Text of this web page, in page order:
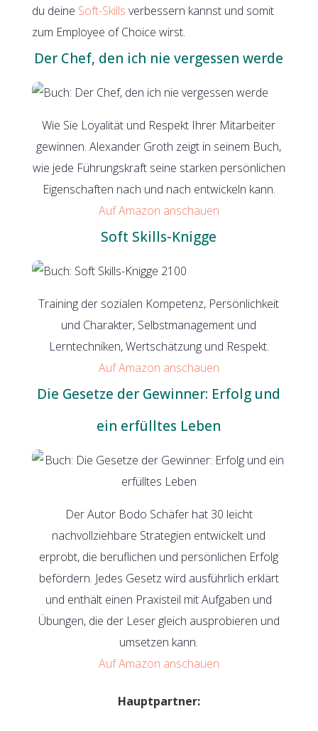
du deine Soft-Skills verbessern kannst und somit
zum Employee of Choice wirst.
Der Chef, den ich nie vergessen werde
Wie Sie Loyalität und Respekt Ihrer Mitarbeiter
gewinnen. Alexander Groth zeigt in seinem Buch,
wie jede Führungskraft seine starken persönlichen
Eigenschaften nach und nach entwickeln kann.
Auf Amazon anschauen
Soft Skills-Knigge
Training der sozialen Kompetenz, Persönlichkeit
und Charakter, Selbstmanagement und
Lerntechniken, Wertschätzung und Respekt.
Auf Amazon anschauen
Die Gesetze der Gewinner: Erfolg und
ein erfülltes Leben
Der Autor Bodo Schäfer hat 30 leicht
nachvollziehbare Strategien entwickelt und
erprobt, die beruflichen und persönlichen Erfolg
befördern. Jedes Gesetz wird ausführlich erklärt
und enthält einen Praxisteil mit Aufgaben und
Übungen, die der Leser gleich ausprobieren und
umsetzen kann.
Auf Amazon anschauen
Hauptpartner: